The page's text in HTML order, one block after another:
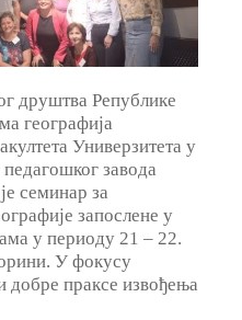
друштва Републике
географија
Универзитета у
завода
семинар за
запослене у
у периоду 21 – 22.
У фокусу
добре праксе извођења